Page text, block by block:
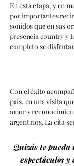
En esta etapa, y en
por importantes
sonidos que en sus
presencia country y
completo se
Con el éxito
país, en una visita
amor y
argentinos. La cita
Quizás te
espectáculos